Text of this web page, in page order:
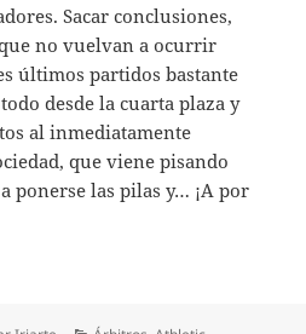
Sacar conclusiones,
no vuelvan a ocurrir
últimos partidos bastante
desde la cuarta plaza y
al inmediatamente
que viene pisando
ponerse las pilas y… ¡A por